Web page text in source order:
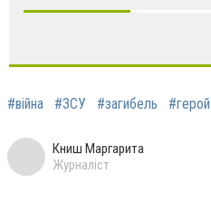
#війна #ЗСУ #загибель #герой
Книш Маргарита
Журналіст